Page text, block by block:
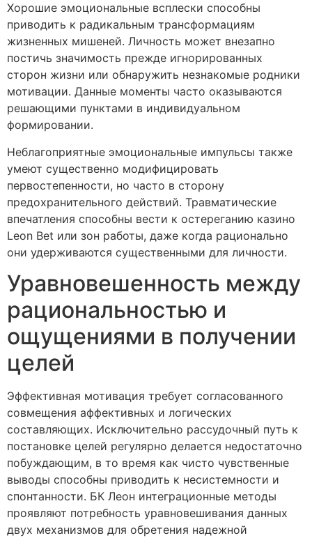
Хорошие эмоциональные всплески способны
приводить к радикальным трансформациям
жизненных мишеней. Личность может внезапно
постичь значимость прежде игнорированных
сторон жизни или обнаружить незнакомые родники
мотивации. Данные моменты часто оказываются
решающими пунктами в индивидуальном
формировании.
Неблагоприятные эмоциональные импульсы также
умеют существенно модифицировать
первостепенности, но часто в сторону
предохранительного действий. Травматические
впечатления способны вести к остереганию казино
Leon Bet или зон работы, даже когда рационально
они удерживаются существенными для личности.
Уравновешенность между
рациональностью и
ощущениями в получении
целей
Эффективная мотивация требует согласованного
совмещения аффективных и логических
составляющих. Исключительно рассудочный путь к
постановке целей регулярно делается недостаточно
побуждающим, в то время как чисто чувственные
выводы способны приводить к несистемности и
спонтанности. БК Леон интеграционные методы
проявляют потребность уравновешивания данных
двух механизмов для обретения надежной